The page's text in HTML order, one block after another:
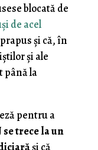
blocată de
de acel
şi că, în
şi ale
până la
pentru a
se trece la un
şi că